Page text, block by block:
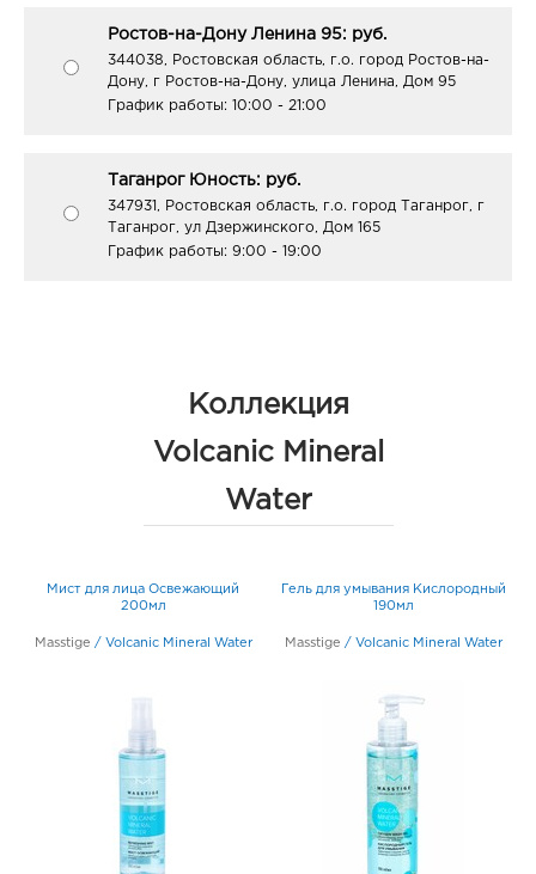
Ростов-на-Дону Ленина 95: руб.
344038, Ростовская область, г.о. город Ростов-на-
Дону, г Ростов-на-Дону, улица Ленина, Дом 95
График работы: 10:00 - 21:00
Таганрог Юность: руб.
347931, Ростовская область, г.о. город Таганрог, г
Таганрог, ул Дзержинского, Дом 165
График работы: 9:00 - 19:00
Коллекция
Volcanic Mineral
Water
Мист для лица Освежающий
200мл
Masstige / Volcanic Mineral Water
Гель для умывания Кислородный
190мл
Masstige / Volcanic Mineral Water